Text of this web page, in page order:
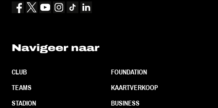
Navigeer naar
CLUB
TEAMS
STADION
FOUNDATION
KAARTVERKOOP
BUSINESS